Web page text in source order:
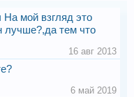
мой взгляд это
тем что
16 авг 2013
6 май 2019